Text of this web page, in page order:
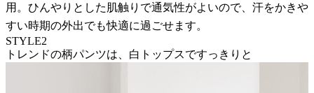
用。ひんやりとした肌触りで通気性がよいので、汗をかきや
すい時期の外出でも快適に過ごせます。
STYLE2
トレンドの柄パンツは、白トップスですっきりと